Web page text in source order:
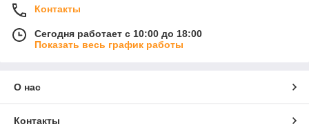
Контакты
Сегодня работает с 10:00 до 18:00
Показать весь график работы
О нас
Контакты